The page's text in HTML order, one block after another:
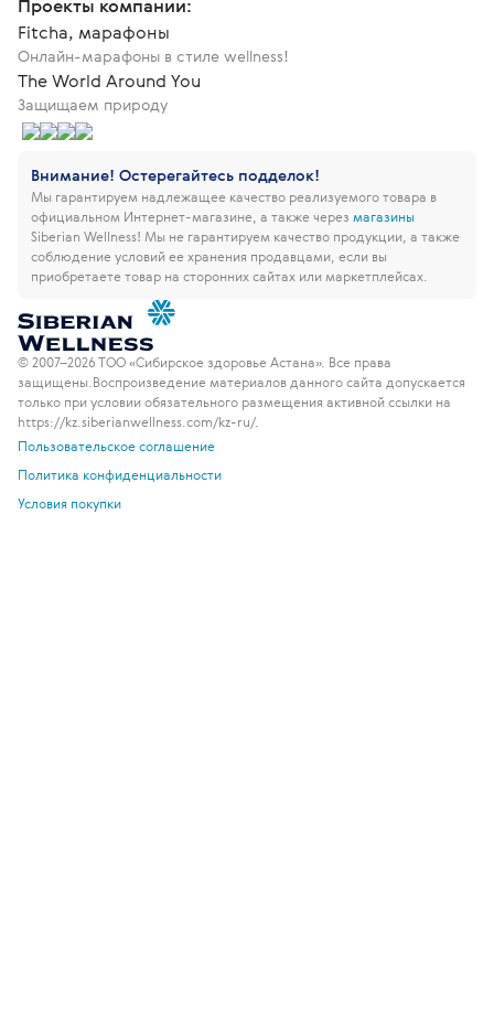
Проекты компании:
Fitcha, марафоны
Онлайн-марафоны в стиле wellness!
The World Around You
Защищаем природу
Внимание! Остерегайтесь подделок!
Мы гарантируем надлежащее качество реализуемого товара в
официальном Интернет-магазине, а также через магазины
Siberian Wellness! Мы не гарантируем качество продукции, а также
соблюдение условий ее хранения продавцами, если вы
приобретаете товар на сторонних сайтах или маркетплейсах.
© 2007–2026 ТОО «Сибирское здоровье Астана». Все права
защищены. Воспроизведение материалов данного сайта допускается
только при условии обязательного размещения активной ссылки на
https://kz.siberianwellness.com/kz-ru/.
Пользовательское соглашение
Политика конфиденциальности
Условия покупки